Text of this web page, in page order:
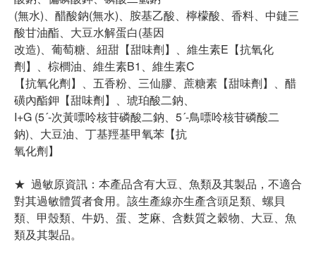
(無水)、醋酸鈉(無水)、胺基乙酸、檸檬酸、香料、 中鏈三
酸甘油酯、大豆水解蛋白(基因
改造)、葡萄糖、紐甜【甜味劑】、維生素E【抗氧化
劑】、 棕櫚油、維生素B1、維生素C
【抗氧化劑】、五香粉、三仙膠、蔗糖素【甜味劑】、醋
磺內酯鉀【甜味劑】、琥珀酸二鈉、
I+G (5´-次黃嘌呤核苷磷酸二鈉、5´-鳥嘌呤核苷磷酸二
鈉)、 大豆油、丁基羥基甲氧苯【抗
氧化劑】
★ 過敏原資訊：本產品含有大豆、魚類及其製品， 不適合
對其過敏體質者食用。該生產線亦生產含頭足類、螺貝
類、 甲殼類、牛奶、蛋、芝麻、含麩質之穀物、大豆、魚
類及其製品。